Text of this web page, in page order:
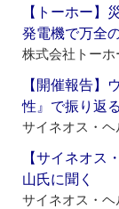
【トーホー
発電機で万全
株式会社トーホ
【開催報告】
性』で振り返
サイネオス・
【サイネオ
山氏に聞く
サイネオス・